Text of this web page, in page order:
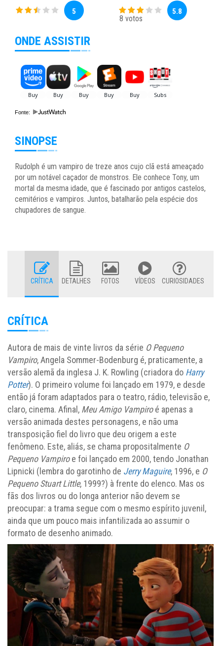
5
8 votos
5.8
ONDE ASSISTIR
Fonte:
SINOPSE
Rudolph é um vampiro de treze anos cujo clã está ameaçado
por um notável caçador de monstros. Ele conhece Tony, um
mortal da mesma idade, que é fascinado por antigos castelos,
cemitérios e vampiros. Juntos, batalharão pela espécie dos
chupadores de sangue.
CRÍTICA DETALHES FOTOS VÍDEOS CURIOSIDADES
CRÍTICA
Autora de mais de vinte livros da série O Pequeno
Vampiro, Angela Sommer-Bodenburg é, praticamente, a
versão alemã da inglesa J. K. Rowling (criadora do Harry
Potter). O primeiro volume foi lançado em 1979, e desde
então já foram adaptados para o teatro, rádio, televisão e,
claro, cinema. Afinal, Meu Amigo Vampiroé apenas a
versão animada destes personagens, e não uma
transposição fiel do livro que deu origem a este
fenômeno. Este, aliás, se chama propositalmente O
Pequeno Vampiroe foi lançado em 2000, tendo Jonathan
Lipnicki (lembra do garotinho de Jerry Maguire, 1996, e O
Pequeno Stuart Little, 1999?) à frente do elenco. Mas os
fãs dos livros ou do longa anterior não devem se
preocupar: a trama segue com o mesmo espírito juvenil,
ainda que um pouco mais infantilizada ao assumir o
formato de desenho animado.